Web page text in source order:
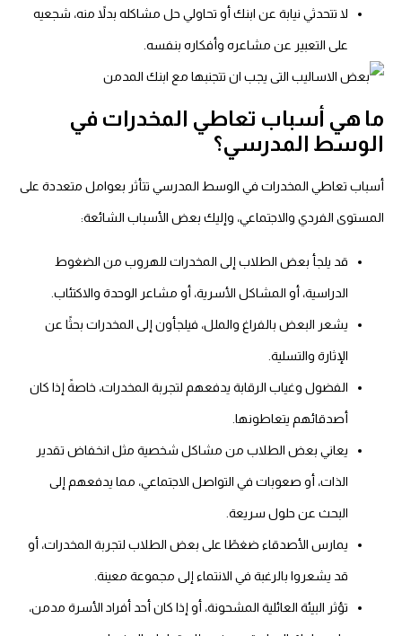
لا تتحدثي نيابة عن ابنك أو تحاولي حل مشاكله بدلاً منه، شجعيه
على التعبير عن مشاعره وأفكاره بنفسه.
ما هي أسباب تعاطي المخدرات في
الوسط المدرسي؟
أسباب تعاطي المخدرات في الوسط المدرسي تتأثر بعوامل متعددة على
المستوى الفردي والاجتماعي، وإليك بعض الأسباب الشائعة:
قد يلجأ بعض الطلاب إلى المخدرات للهروب من الضغوط
الدراسية، أو المشاكل الأسرية، أو مشاعر الوحدة والاكتئاب.
يشعر البعض بالفراغ والملل، فيلجأون إلى المخدرات بحثًا عن
الإثارة والتسلية.
الفضول وغياب الرقابة يدفعهم لتجربة المخدرات، خاصةً إذا كان
أصدقائهم يتعاطونها.
يعاني بعض الطلاب من مشاكل شخصية مثل انخفاض تقدير
الذات، أو صعوبات في التواصل الاجتماعي، مما يدفعهم إلى
البحث عن حلول سريعة.
يمارس الأصدقاء ضغطًا على بعض الطلاب لتجربة المخدرات، أو
قد يشعروا بالرغبة في الانتماء إلى مجموعة معينة.
تؤثر البيئة العائلية المشحونة، أو إذا كان أحد أفراد الأسرة مدمن،